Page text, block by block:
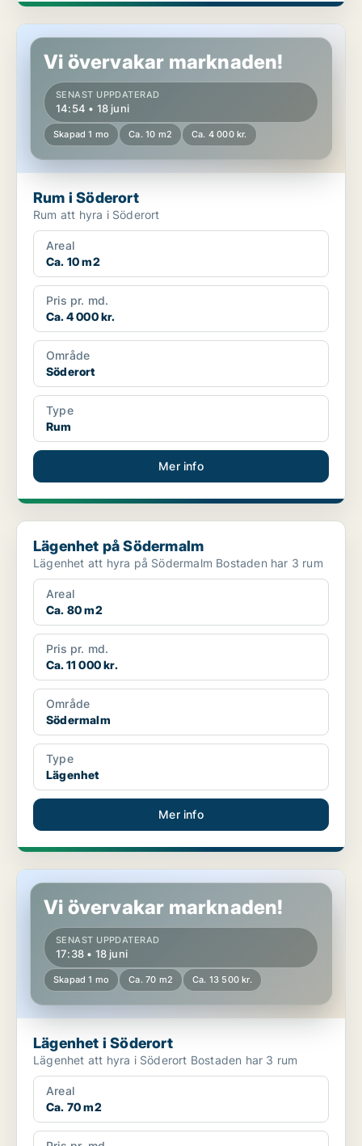
Rum i Söderort
Vi övervakar marknaden!
SENAST UPPDATERAD
14:54 • 18 juni
Skapad 1 mo Ca. 10 m2 Ca. 4 000 kr.
Rum i Söderort
Rum att hyra i Söderort
Areal
Ca. 10 m2
Pris pr. md.
Ca. 4 000 kr.
Område
Söderort
Type
Rum
Mer info
Lägenhet på Södermalm
Lägenhet på Södermalm
Lägenhet att hyra på Södermalm Bostaden har 3 rum
Areal
Ca. 80 m2
Pris pr. md.
Ca. 11 000 kr.
Område
Södermalm
Type
Lägenhet
Mer info
Lägenhet i Söderort
Vi övervakar marknaden!
SENAST UPPDATERAD
17:38 • 18 juni
Skapad 1 mo Ca. 70 m2 Ca. 13 500 kr.
Lägenhet i Söderort
Lägenhet att hyra i Söderort Bostaden har 3 rum
Areal
Ca. 70 m2